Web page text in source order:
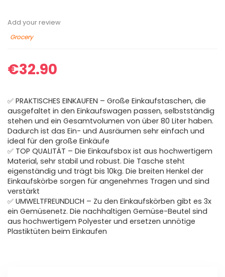
Add your review
Grocery
€32.90
✅ PRAKTISCHES EINKAUFEN – Große Einkaufstaschen, die
ausgefaltet in den Einkaufswagen passen, selbstständig
stehen und ein Gesamtvolumen von über 80 Liter haben.
Dadurch ist das Ein- und Ausräumen sehr einfach und
ideal für den große Einkäufe
✅ TOP QUALITÄT – Die Einkaufsbox ist aus hochwertigem
Material, sehr stabil und robust. Die Tasche steht
eigenständig und trägt bis 10kg. Die breiten Henkel der
Einkaufskörbe sorgen für angenehmes Tragen und sind
verstärkt
✅ UMWELTFREUNDLICH – Zu den Einkaufskörben gibt es 3x
ein Gemüsenetz. Die nachhaltigen Gemüse-Beutel sind
aus hochwertigem Polyester und ersetzen unnötige
Plastiktüten beim Einkaufen